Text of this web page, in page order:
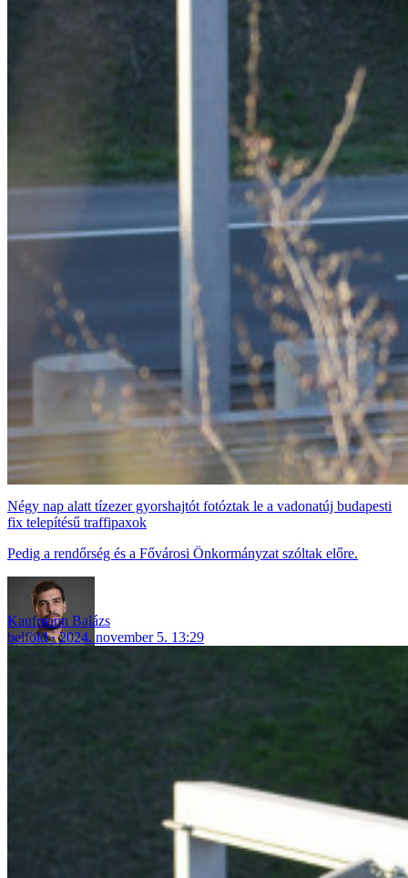
Négy nap alatt tízezer gyorshajtót fotóztak le a vadonatúj budapesti
fix telepítésű traffipaxok
Pedig a rendőrség és a Fővárosi Önkormányzat szóltak előre.
Kaufmann Balázs
belföld
2024. november 5. 13:29